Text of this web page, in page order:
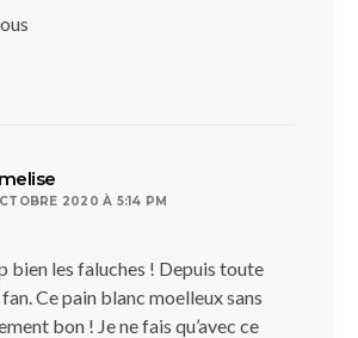
2020 À 5:14 PM
bien les faluches ! Depuis toute
Ce pain blanc moelleux sans
bon ! Je ne fais qu’avec ce